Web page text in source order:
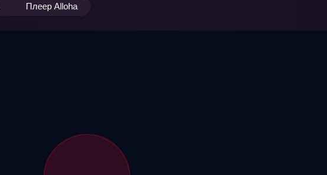
Плеер Alloha